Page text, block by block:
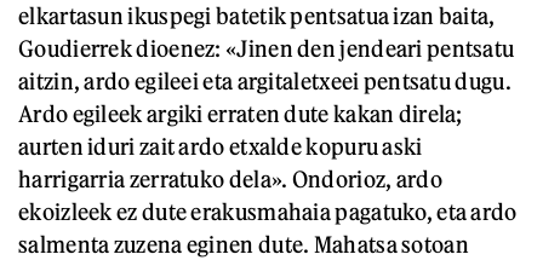
elkartasun ikuspegi batetik pentsatua izan baita,
Goudierrek dioenez: «Jinen den jendeari pentsatu
aitzin, ardo egileei eta argitaletxeei pentsatu dugu.
Ardo egileek argiki erraten dute kakan direla;
aurten iduri zait ardo etxalde kopuru aski
harrigarria zerratuko dela». Ondorioz, ardo
ekoizleek ez dute erakusmahaia pagatuko, eta ardo
salmenta zuzena eginen dute. Mahatsa sotoan